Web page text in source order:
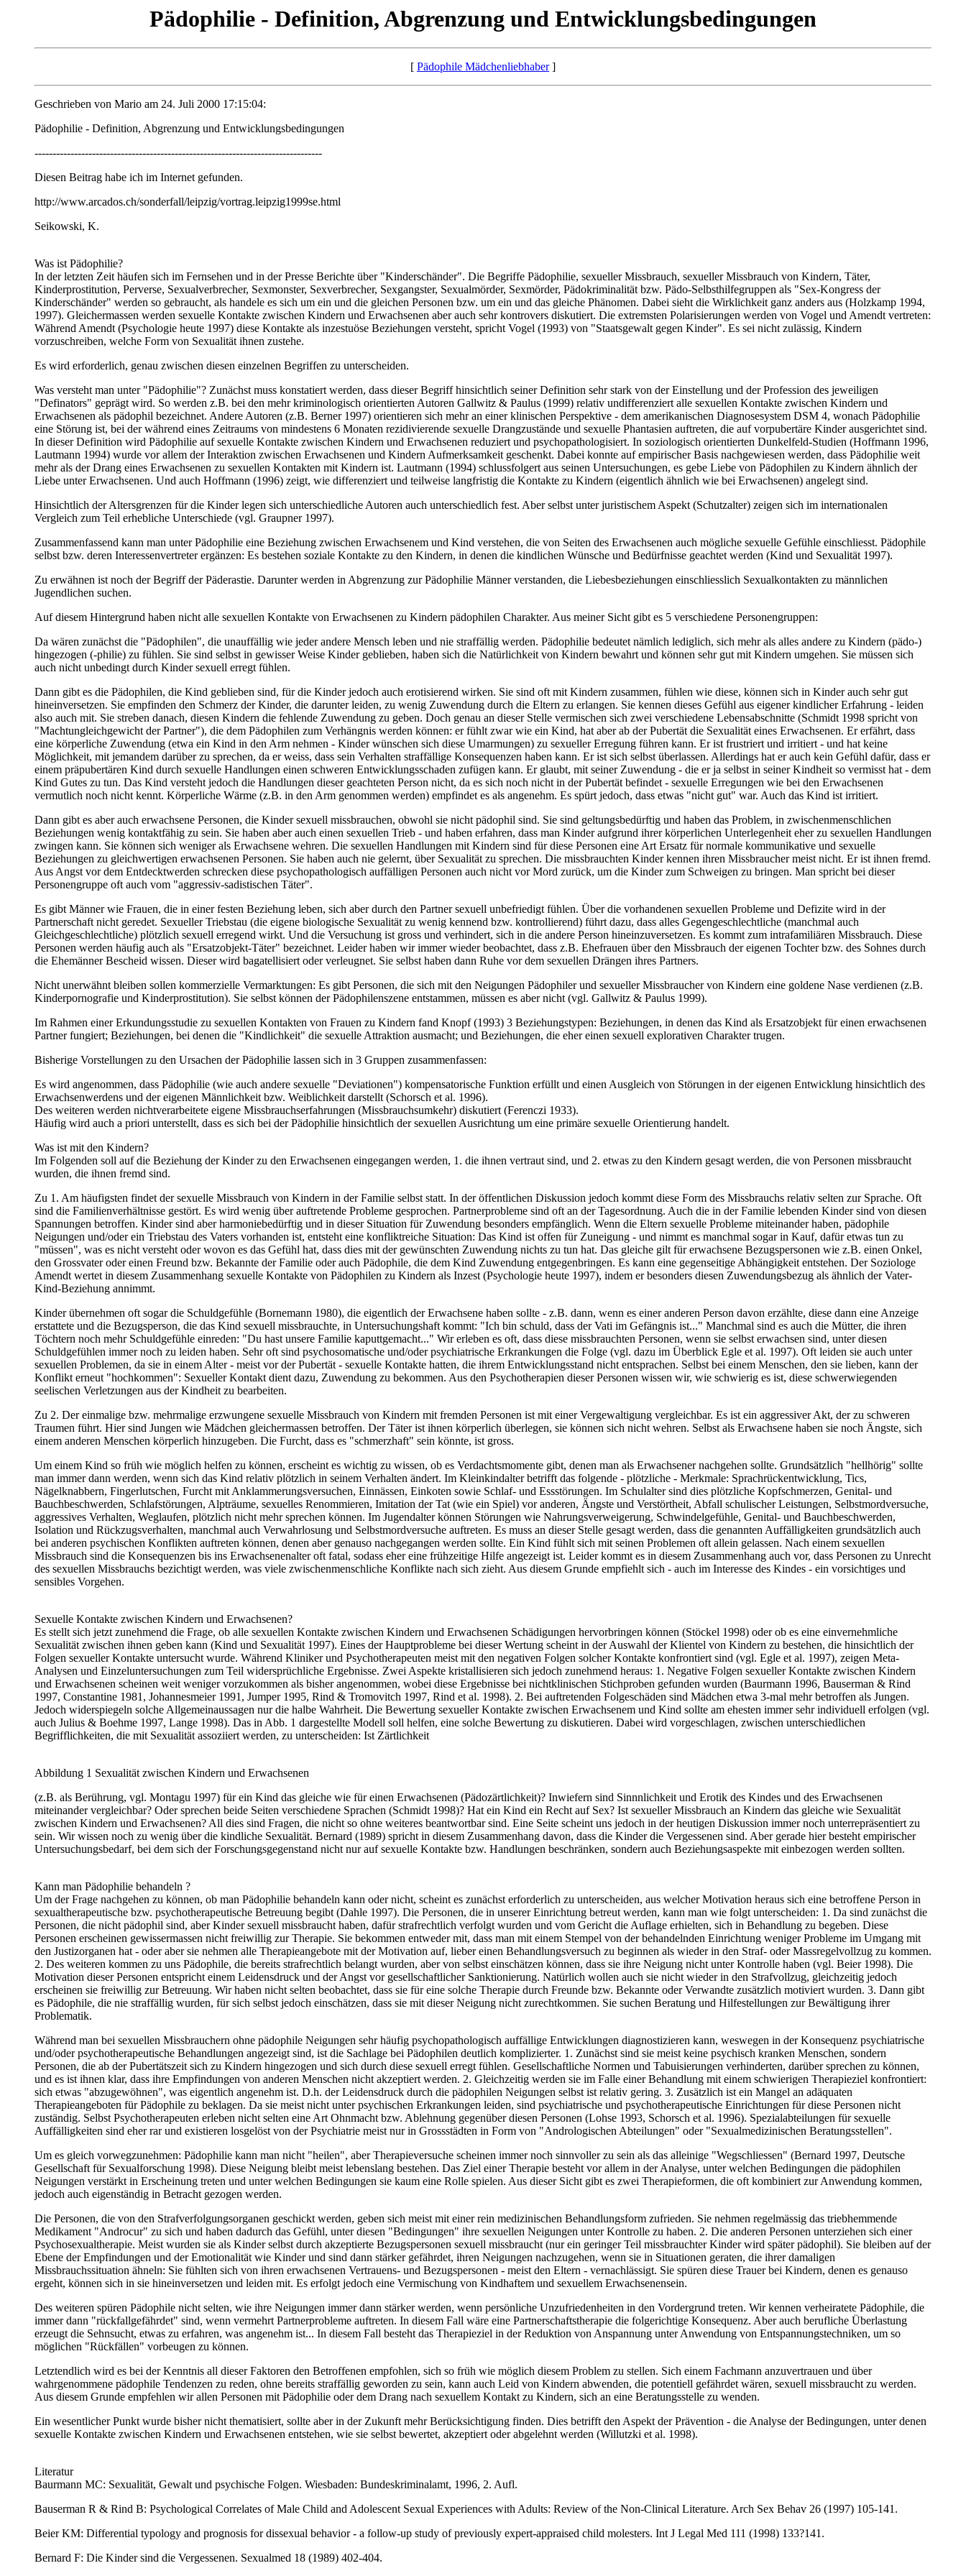
Pädophilie - Definition, Abgrenzung und Entwicklungsbedingungen
[ Pädophile Mädchenliebhaber]
Geschrieben von Mario am 24. Juli 2000 17:15:04:
Pädophilie - Definition, Abgrenzung und Entwicklungsbedingungen
--------------------------------------------------------------------------------
Diesen Beitrag habe ich im Internet gefunden.
http://www.arcados.ch/sonderfall/leipzig/vortrag.leipzig1999se.html
Seikowski, K.
Was ist Pädophilie?
In der letzten Zeit häufen sich im Fernsehen und in der Presse Berichte über "Kinderschänder". Die Begriffe Pädophilie, sexueller Missbrauch, sexueller Missbrauch von Kindern, Täter,
Kinderprostitution, Perverse, Sexualverbrecher, Sexmonster, Sexverbrecher, Sexgangster, Sexualmörder, Sexmörder, Pädokriminalität bzw. Pädo-Selbsthilfegruppen als "Sex-Kongress der
Kinderschänder" werden so gebraucht, als handele es sich um ein und die gleichen Personen bzw. um ein und das gleiche Phänomen. Dabei sieht die Wirklichkeit ganz anders aus (Holzkamp 1994,
1997). Gleichermassen werden sexuelle Kontakte zwischen Kindern und Erwachsenen aber auch sehr kontrovers diskutiert. Die extremsten Polarisierungen werden von Vogel und Amendt vertreten:
Während Amendt (Psychologie heute 1997) diese Kontakte als inzestuöse Beziehungen versteht, spricht Vogel (1993) von "Staatsgewalt gegen Kinder". Es sei nicht zulässig, Kindern
vorzuschreiben, welche Form von Sexualität ihnen zustehe.
Es wird erforderlich, genau zwischen diesen einzelnen Begriffen zu unterscheiden.
Was versteht man unter "Pädophilie"? Zunächst muss konstatiert werden, dass dieser Begriff hinsichtlich seiner Definition sehr stark von der Einstellung und der Profession des jeweiligen
"Definators" geprägt wird. So werden z.B. bei den mehr kriminologisch orientierten Autoren Gallwitz & Paulus (1999) relativ undifferenziert alle sexuellen Kontakte zwischen Kindern und
Erwachsenen als pädophil bezeichnet. Andere Autoren (z.B. Berner 1997) orientieren sich mehr an einer klinischen Perspektive - dem amerikanischen Diagnosesystem DSM 4, wonach Pädophilie
eine Störung ist, bei der während eines Zeitraums von mindestens 6 Monaten rezidivierende sexuelle Drangzustände und sexuelle Phantasien auftreten, die auf vorpubertäre Kinder ausgerichtet sind.
In dieser Definition wird Pädophilie auf sexuelle Kontakte zwischen Kindern und Erwachsenen reduziert und psychopathologisiert. In soziologisch orientierten Dunkelfeld-Studien (Hoffmann 1996,
Lautmann 1994) wurde vor allem der Interaktion zwischen Erwachsenen und Kindern Aufmerksamkeit geschenkt. Dabei konnte auf empirischer Basis nachgewiesen werden, dass Pädophilie weit
mehr als der Drang eines Erwachsenen zu sexuellen Kontakten mit Kindern ist. Lautmann (1994) schlussfolgert aus seinen Untersuchungen, es gebe Liebe von Pädophilen zu Kindern ähnlich der
Liebe unter Erwachsenen. Und auch Hoffmann (1996) zeigt, wie differenziert und teilweise langfristig die Kontakte zu Kindern (eigentlich ähnlich wie bei Erwachsenen) angelegt sind.
Hinsichtlich der Altersgrenzen für die Kinder legen sich unterschiedliche Autoren auch unterschiedlich fest. Aber selbst unter juristischem Aspekt (Schutzalter) zeigen sich im internationalen
Vergleich zum Teil erhebliche Unterschiede (vgl. Graupner 1997).
Zusammenfassend kann man unter Pädophilie eine Beziehung zwischen Erwachsenem und Kind verstehen, die von Seiten des Erwachsenen auch mögliche sexuelle Gefühle einschliesst. Pädophile
selbst bzw. deren Interessenvertreter ergänzen: Es bestehen soziale Kontakte zu den Kindern, in denen die kindlichen Wünsche und Bedürfnisse geachtet werden (Kind und Sexualität 1997).
Zu erwähnen ist noch der Begriff der Päderastie. Darunter werden in Abgrenzung zur Pädophilie Männer verstanden, die Liebesbeziehungen einschliesslich Sexualkontakten zu männlichen
Jugendlichen suchen.
Auf diesem Hintergrund haben nicht alle sexuellen Kontakte von Erwachsenen zu Kindern pädophilen Charakter. Aus meiner Sicht gibt es 5 verschiedene Personengruppen:
Da wären zunächst die "Pädophilen", die unauffällig wie jeder andere Mensch leben und nie straffällig werden. Pädophilie bedeutet nämlich lediglich, sich mehr als alles andere zu Kindern (pädo-)
hingezogen (-philie) zu fühlen. Sie sind selbst in gewisser Weise Kinder geblieben, haben sich die Natürlichkeit von Kindern bewahrt und können sehr gut mit Kindern umgehen. Sie müssen sich
auch nicht unbedingt durch Kinder sexuell erregt fühlen.
Dann gibt es die Pädophilen, die Kind geblieben sind, für die Kinder jedoch auch erotisierend wirken. Sie sind oft mit Kindern zusammen, fühlen wie diese, können sich in Kinder auch sehr gut
hineinversetzen. Sie empfinden den Schmerz der Kinder, die darunter leiden, zu wenig Zuwendung durch die Eltern zu erlangen. Sie kennen dieses Gefühl aus eigener kindlicher Erfahrung - leiden
also auch mit. Sie streben danach, diesen Kindern die fehlende Zuwendung zu geben. Doch genau an dieser Stelle vermischen sich zwei verschiedene Lebensabschnitte (Schmidt 1998 spricht von
"Machtungleichgewicht der Partner"), die dem Pädophilen zum Verhängnis werden können: er fühlt zwar wie ein Kind, hat aber ab der Pubertät die Sexualität eines Erwachsenen. Er erfährt, dass
eine körperliche Zuwendung (etwa ein Kind in den Arm nehmen - Kinder wünschen sich diese Umarmungen) zu sexueller Erregung führen kann. Er ist frustriert und irritiert - und hat keine
Möglichkeit, mit jemandem darüber zu sprechen, da er weiss, dass sein Verhalten straffällige Konsequenzen haben kann. Er ist sich selbst überlassen. Allerdings hat er auch kein Gefühl dafür, dass er
einem präpubertären Kind durch sexuelle Handlungen einen schweren Entwicklungsschaden zufügen kann. Er glaubt, mit seiner Zuwendung - die er ja selbst in seiner Kindheit so vermisst hat - dem
Kind Gutes zu tun. Das Kind versteht jedoch die Handlungen dieser geachteten Person nicht, da es sich noch nicht in der Pubertät befindet - sexuelle Erregungen wie bei den Erwachsenen
vermutlich noch nicht kennt. Körperliche Wärme (z.B. in den Arm genommen werden) empfindet es als angenehm. Es spürt jedoch, dass etwas "nicht gut" war. Auch das Kind ist irritiert.
Dann gibt es aber auch erwachsene Personen, die Kinder sexuell missbrauchen, obwohl sie nicht pädophil sind. Sie sind geltungsbedürftig und haben das Problem, in zwischenmenschlichen
Beziehungen wenig kontaktfähig zu sein. Sie haben aber auch einen sexuellen Trieb - und haben erfahren, dass man Kinder aufgrund ihrer körperlichen Unterlegenheit eher zu sexuellen Handlungen
zwingen kann. Sie können sich weniger als Erwachsene wehren. Die sexuellen Handlungen mit Kindern sind für diese Personen eine Art Ersatz für normale kommunikative und sexuelle
Beziehungen zu gleichwertigen erwachsenen Personen. Sie haben auch nie gelernt, über Sexualität zu sprechen. Die missbrauchten Kinder kennen ihren Missbraucher meist nicht. Er ist ihnen fremd.
Aus Angst vor dem Entdecktwerden schrecken diese psychopathologisch auffälligen Personen auch nicht vor Mord zurück, um die Kinder zum Schweigen zu bringen. Man spricht bei dieser
Personengruppe oft auch vom "aggressiv-sadistischen Täter".
Es gibt Männer wie Frauen, die in einer festen Beziehung leben, sich aber durch den Partner sexuell unbefriedigt fühlen. Über die vorhandenen sexuellen Probleme und Defizite wird in der
Partnerschaft nicht geredet. Sexueller Triebstau (die eigene biologische Sexualität zu wenig kennend bzw. kontrollierend) führt dazu, dass alles Gegengeschlechtliche (manchmal auch
Gleichgeschlechtliche) plötzlich sexuell erregend wirkt. Und die Versuchung ist gross und verhindert, sich in die andere Person hineinzuversetzen. Es kommt zum intrafamiliären Missbrauch. Diese
Personen werden häufig auch als "Ersatzobjekt-Täter" bezeichnet. Leider haben wir immer wieder beobachtet, dass z.B. Ehefrauen über den Missbrauch der eigenen Tochter bzw. des Sohnes durch
die Ehemänner Bescheid wissen. Dieser wird bagatellisiert oder verleugnet. Sie selbst haben dann Ruhe vor dem sexuellen Drängen ihres Partners.
Nicht unerwähnt bleiben sollen kommerzielle Vermarktungen: Es gibt Personen, die sich mit den Neigungen Pädophiler und sexueller Missbraucher von Kindern eine goldene Nase verdienen (z.B.
Kinderpornografie und Kinderprostitution). Sie selbst können der Pädophilenszene entstammen, müssen es aber nicht (vgl. Gallwitz & Paulus 1999).
Im Rahmen einer Erkundungsstudie zu sexuellen Kontakten von Frauen zu Kindern fand Knopf (1993) 3 Beziehungstypen: Beziehungen, in denen das Kind als Ersatzobjekt für einen erwachsenen
Partner fungiert; Beziehungen, bei denen die "Kindlichkeit" die sexuelle Attraktion ausmacht; und Beziehungen, die eher einen sexuell explorativen Charakter trugen.
Bisherige Vorstellungen zu den Ursachen der Pädophilie lassen sich in 3 Gruppen zusammenfassen:
Es wird angenommen, dass Pädophilie (wie auch andere sexuelle "Deviationen") kompensatorische Funktion erfüllt und einen Ausgleich von Störungen in der eigenen Entwicklung hinsichtlich des
Erwachsenwerdens und der eigenen Männlichkeit bzw. Weiblichkeit darstellt (Schorsch et al. 1996).
Des weiteren werden nichtverarbeitete eigene Missbrauchserfahrungen (Missbrauchsumkehr) diskutiert (Ferenczi 1933).
Häufig wird auch a priori unterstellt, dass es sich bei der Pädophilie hinsichtlich der sexuellen Ausrichtung um eine primäre sexuelle Orientierung handelt.
Was ist mit den Kindern?
Im Folgenden soll auf die Beziehung der Kinder zu den Erwachsenen eingegangen werden, 1. die ihnen vertraut sind, und 2. etwas zu den Kindern gesagt werden, die von Personen missbraucht
wurden, die ihnen fremd sind.
Zu 1. Am häufigsten findet der sexuelle Missbrauch von Kindern in der Familie selbst statt. In der öffentlichen Diskussion jedoch kommt diese Form des Missbrauchs relativ selten zur Sprache. Oft
sind die Familienverhältnisse gestört. Es wird wenig über auftretende Probleme gesprochen. Partnerprobleme sind oft an der Tagesordnung. Auch die in der Familie lebenden Kinder sind von diesen
Spannungen betroffen. Kinder sind aber harmoniebedürftig und in dieser Situation für Zuwendung besonders empfänglich. Wenn die Eltern sexuelle Probleme miteinander haben, pädophile
Neigungen und/oder ein Triebstau des Vaters vorhanden ist, entsteht eine konfliktreiche Situation: Das Kind ist offen für Zuneigung - und nimmt es manchmal sogar in Kauf, dafür etwas tun zu
"müssen", was es nicht versteht oder wovon es das Gefühl hat, dass dies mit der gewünschten Zuwendung nichts zu tun hat. Das gleiche gilt für erwachsene Bezugspersonen wie z.B. einen Onkel,
den Grossvater oder einen Freund bzw. Bekannte der Familie oder auch Pädophile, die dem Kind Zuwendung entgegenbringen. Es kann eine gegenseitige Abhängigkeit entstehen. Der Soziologe
Amendt wertet in diesem Zusammenhang sexuelle Kontakte von Pädophilen zu Kindern als Inzest (Psychologie heute 1997), indem er besonders diesen Zuwendungsbezug als ähnlich der Vater-
Kind-Beziehung annimmt.
Kinder übernehmen oft sogar die Schuldgefühle (Bornemann 1980), die eigentlich der Erwachsene haben sollte - z.B. dann, wenn es einer anderen Person davon erzählte, diese dann eine Anzeige
erstattete und die Bezugsperson, die das Kind sexuell missbrauchte, in Untersuchungshaft kommt: "Ich bin schuld, dass der Vati im Gefängnis ist..." Manchmal sind es auch die Mütter, die ihren
Töchtern noch mehr Schuldgefühle einreden: "Du hast unsere Familie kaputtgemacht..." Wir erleben es oft, dass diese missbrauchten Personen, wenn sie selbst erwachsen sind, unter diesen
Schuldgefühlen immer noch zu leiden haben. Sehr oft sind psychosomatische und/oder psychiatrische Erkrankungen die Folge (vgl. dazu im Überblick Egle et al. 1997). Oft leiden sie auch unter
sexuellen Problemen, da sie in einem Alter - meist vor der Pubertät - sexuelle Kontakte hatten, die ihrem Entwicklungsstand nicht entsprachen. Selbst bei einem Menschen, den sie lieben, kann der
Konflikt erneut "hochkommen": Sexueller Kontakt dient dazu, Zuwendung zu bekommen. Aus den Psychotherapien dieser Personen wissen wir, wie schwierig es ist, diese schwerwiegenden
seelischen Verletzungen aus der Kindheit zu bearbeiten.
Zu 2. Der einmalige bzw. mehrmalige erzwungene sexuelle Missbrauch von Kindern mit fremden Personen ist mit einer Vergewaltigung vergleichbar. Es ist ein aggressiver Akt, der zu schweren
Traumen führt. Hier sind Jungen wie Mädchen gleichermassen betroffen. Der Täter ist ihnen körperlich überlegen, sie können sich nicht wehren. Selbst als Erwachsene haben sie noch Ängste, sich
einem anderen Menschen körperlich hinzugeben. Die Furcht, dass es "schmerzhaft" sein könnte, ist gross.
Um einem Kind so früh wie möglich helfen zu können, erscheint es wichtig zu wissen, ob es Verdachtsmomente gibt, denen man als Erwachsener nachgehen sollte. Grundsätzlich "hellhörig" sollte
man immer dann werden, wenn sich das Kind relativ plötzlich in seinem Verhalten ändert. Im Kleinkindalter betrifft das folgende - plötzliche - Merkmale: Sprachrückentwicklung, Tics,
Nägelknabbern, Fingerlutschen, Furcht mit Anklammerungsversuchen, Einnässen, Einkoten sowie Schlaf- und Essstörungen. Im Schulalter sind dies plötzliche Kopfschmerzen, Genital- und
Bauchbeschwerden, Schlafstörungen, Alpträume, sexuelles Renommieren, Imitation der Tat (wie ein Spiel) vor anderen, Ängste und Verstörtheit, Abfall schulischer Leistungen, Selbstmordversuche,
aggressives Verhalten, Weglaufen, plötzlich nicht mehr sprechen können. Im Jugendalter können Störungen wie Nahrungsverweigerung, Schwindelgefühle, Genital- und Bauchbeschwerden,
Isolation und Rückzugsverhalten, manchmal auch Verwahrlosung und Selbstmordversuche auftreten. Es muss an dieser Stelle gesagt werden, dass die genannten Auffälligkeiten grundsätzlich auch
bei anderen psychischen Konflikten auftreten können, denen aber genauso nachgegangen werden sollte. Ein Kind fühlt sich mit seinen Problemen oft allein gelassen. Nach einem sexuellen
Missbrauch sind die Konsequenzen bis ins Erwachsenenalter oft fatal, sodass eher eine frühzeitige Hilfe angezeigt ist. Leider kommt es in diesem Zusammenhang auch vor, dass Personen zu Unrecht
des sexuellen Missbrauchs bezichtigt werden, was viele zwischenmenschliche Konflikte nach sich zieht. Aus diesem Grunde empfiehlt sich - auch im Interesse des Kindes - ein vorsichtiges und
sensibles Vorgehen.
Sexuelle Kontakte zwischen Kindern und Erwachsenen?
Es stellt sich jetzt zunehmend die Frage, ob alle sexuellen Kontakte zwischen Kindern und Erwachsenen Schädigungen hervorbringen können (Stöckel 1998) oder ob es eine einvernehmliche
Sexualität zwischen ihnen geben kann (Kind und Sexualität 1997). Eines der Hauptprobleme bei dieser Wertung scheint in der Auswahl der Klientel von Kindern zu bestehen, die hinsichtlich der
Folgen sexueller Kontakte untersucht wurde. Während Kliniker und Psychotherapeuten meist mit den negativen Folgen solcher Kontakte konfrontiert sind (vgl. Egle et al. 1997), zeigen Meta-
Analysen und Einzeluntersuchungen zum Teil widersprüchliche Ergebnisse. Zwei Aspekte kristallisieren sich jedoch zunehmend heraus: 1. Negative Folgen sexueller Kontakte zwischen Kindern
und Erwachsenen scheinen weit weniger vorzukommen als bisher angenommen, wobei diese Ergebnisse bei nichtklinischen Stichproben gefunden wurden (Baurmann 1996, Bauserman & Rind
1997, Constantine 1981, Johannesmeier 1991, Jumper 1995, Rind & Tromovitch 1997, Rind et al. 1998). 2. Bei auftretenden Folgeschäden sind Mädchen etwa 3-mal mehr betroffen als Jungen.
Jedoch widerspiegeln solche Allgemeinaussagen nur die halbe Wahrheit. Die Bewertung sexueller Kontakte zwischen Erwachsenem und Kind sollte am ehesten immer sehr individuell erfolgen (vgl.
auch Julius & Boehme 1997, Lange 1998). Das in Abb. 1 dargestellte Modell soll helfen, eine solche Bewertung zu diskutieren. Dabei wird vorgeschlagen, zwischen unterschiedlichen
Begrifflichkeiten, die mit Sexualität assoziiert werden, zu unterscheiden: Ist Zärtlichkeit
Abbildung 1 Sexualität zwischen Kindern und Erwachsenen
(z.B. als Berührung, vgl. Montagu 1997) für ein Kind das gleiche wie für einen Erwachsenen (Pädozärtlichkeit)? Inwiefern sind Sinnnlichkeit und Erotik des Kindes und des Erwachsenen
miteinander vergleichbar? Oder sprechen beide Seiten verschiedene Sprachen (Schmidt 1998)? Hat ein Kind ein Recht auf Sex? Ist sexueller Missbrauch an Kindern das gleiche wie Sexualität
zwischen Kindern und Erwachsenen? All dies sind Fragen, die nicht so ohne weiteres beantwortbar sind. Eine Seite scheint uns jedoch in der heutigen Diskussion immer noch unterrepräsentiert zu
sein. Wir wissen noch zu wenig über die kindliche Sexualität. Bernard (1989) spricht in diesem Zusammenhang davon, dass die Kinder die Vergessenen sind. Aber gerade hier besteht empirischer
Untersuchungsbedarf, bei dem sich der Forschungsgegenstand nicht nur auf sexuelle Kontakte bzw. Handlungen beschränken, sondern auch Beziehungsaspekte mit einbezogen werden sollten.
Kann man Pädophilie behandeln ?
Um der Frage nachgehen zu können, ob man Pädophilie behandeln kann oder nicht, scheint es zunächst erforderlich zu unterscheiden, aus welcher Motivation heraus sich eine betroffene Person in
sexualtherapeutische bzw. psychotherapeutische Betreuung begibt (Dahle 1997). Die Personen, die in unserer Einrichtung betreut werden, kann man wie folgt unterscheiden: 1. Da sind zunächst die
Personen, die nicht pädophil sind, aber Kinder sexuell missbraucht haben, dafür strafrechtlich verfolgt wurden und vom Gericht die Auflage erhielten, sich in Behandlung zu begeben. Diese
Personen erscheinen gewissermassen nicht freiwillig zur Therapie. Sie bekommen entweder mit, dass man mit einem Stempel von der behandelnden Einrichtung weniger Probleme im Umgang mit
den Justizorganen hat - oder aber sie nehmen alle Therapieangebote mit der Motivation auf, lieber einen Behandlungsversuch zu beginnen als wieder in den Straf- oder Massregelvollzug zu kommen.
2. Des weiteren kommen zu uns Pädophile, die bereits strafrechtlich belangt wurden, aber von selbst einschätzen können, dass sie ihre Neigung nicht unter Kontrolle haben (vgl. Beier 1998). Die
Motivation dieser Personen entspricht einem Leidensdruck und der Angst vor gesellschaftlicher Sanktionierung. Natürlich wollen auch sie nicht wieder in den Strafvollzug, gleichzeitig jedoch
erscheinen sie freiwillig zur Betreuung. Wir haben nicht selten beobachtet, dass sie für eine solche Therapie durch Freunde bzw. Bekannte oder Verwandte zusätzlich motiviert wurden. 3. Dann gibt
es Pädophile, die nie straffällig wurden, für sich selbst jedoch einschätzen, dass sie mit dieser Neigung nicht zurechtkommen. Sie suchen Beratung und Hilfestellungen zur Bewältigung ihrer
Problematik.
Während man bei sexuellen Missbrauchern ohne pädophile Neigungen sehr häufig psychopathologisch auffällige Entwicklungen diagnostizieren kann, weswegen in der Konsequenz psychiatrische
und/oder psychotherapeutische Behandlungen angezeigt sind, ist die Sachlage bei Pädophilen deutlich komplizierter. 1. Zunächst sind sie meist keine psychisch kranken Menschen, sondern
Personen, die ab der Pubertätszeit sich zu Kindern hingezogen und sich durch diese sexuell erregt fühlen. Gesellschaftliche Normen und Tabuisierungen verhinderten, darüber sprechen zu können,
und es ist ihnen klar, dass ihre Empfindungen von anderen Menschen nicht akzeptiert werden. 2. Gleichzeitig werden sie im Falle einer Behandlung mit einem schwierigen Therapieziel konfrontiert:
sich etwas "abzugewöhnen", was eigentlich angenehm ist. D.h. der Leidensdruck durch die pädophilen Neigungen selbst ist relativ gering. 3. Zusätzlich ist ein Mangel an adäquaten
Therapieangeboten für Pädophile zu beklagen. Da sie meist nicht unter psychischen Erkrankungen leiden, sind psychiatrische und psychotherapeutische Einrichtungen für diese Personen nicht
zuständig. Selbst Psychotherapeuten erleben nicht selten eine Art Ohnmacht bzw. Ablehnung gegenüber diesen Personen (Lohse 1993, Schorsch et al. 1996). Spezialabteilungen für sexuelle
Auffälligkeiten sind eher rar und existieren losgelöst von der Psychiatrie meist nur in Grossstädten in Form von "Andrologischen Abteilungen" oder "Sexualmedizinischen Beratungsstellen".
Um es gleich vorwegzunehmen: Pädophilie kann man nicht "heilen", aber Therapieversuche scheinen immer noch sinnvoller zu sein als das alleinige "Wegschliessen" (Bernard 1997, Deutsche
Gesellschaft für Sexualforschung 1998). Diese Neigung bleibt meist lebenslang bestehen. Das Ziel einer Therapie besteht vor allem in der Analyse, unter welchen Bedingungen die pädophilen
Neigungen verstärkt in Erscheinung treten und unter welchen Bedingungen sie kaum eine Rolle spielen. Aus dieser Sicht gibt es zwei Therapieformen, die oft kombiniert zur Anwendung kommen,
jedoch auch eigenständig in Betracht gezogen werden.
Die Personen, die von den Strafverfolgungsorganen geschickt werden, geben sich meist mit einer rein medizinischen Behandlungsform zufrieden. Sie nehmen regelmässig das triebhemmende
Medikament "Androcur" zu sich und haben dadurch das Gefühl, unter diesen "Bedingungen" ihre sexuellen Neigungen unter Kontrolle zu haben. 2. Die anderen Personen unterziehen sich einer
Psychosexualtherapie. Meist wurden sie als Kinder selbst durch akzeptierte Bezugspersonen sexuell missbraucht (nur ein geringer Teil missbrauchter Kinder wird später pädophil). Sie bleiben auf der
Ebene der Empfindungen und der Emotionalität wie Kinder und sind dann stärker gefährdet, ihren Neigungen nachzugehen, wenn sie in Situationen geraten, die ihrer damaligen
Missbrauchssituation ähneln: Sie fühlten sich von ihren erwachsenen Vertrauens- und Bezugspersonen - meist den Eltern - vernachlässigt. Sie spüren diese Trauer bei Kindern, denen es genauso
ergeht, können sich in sie hineinversetzen und leiden mit. Es erfolgt jedoch eine Vermischung von Kindhaftem und sexuellem Erwachsenensein.
Des weiteren spüren Pädophile nicht selten, wie ihre Neigungen immer dann stärker werden, wenn persönliche Unzufriedenheiten in den Vordergrund treten. Wir kennen verheiratete Pädophile, die
immer dann "rückfallgefährdet" sind, wenn vermehrt Partnerprobleme auftreten. In diesem Fall wäre eine Partnerschaftstherapie die folgerichtige Konsequenz. Aber auch berufliche Überlastung
erzeugt die Sehnsucht, etwas zu erfahren, was angenehm ist... In diesem Fall besteht das Therapieziel in der Reduktion von Anspannung unter Anwendung von Entspannungstechniken, um so
möglichen "Rückfällen" vorbeugen zu können.
Letztendlich wird es bei der Kenntnis all dieser Faktoren den Betroffenen empfohlen, sich so früh wie möglich diesem Problem zu stellen. Sich einem Fachmann anzuvertrauen und über
wahrgenommene pädophile Tendenzen zu reden, ohne bereits straffällig geworden zu sein, kann auch Leid von Kindern abwenden, die potentiell gefährdet wären, sexuell missbraucht zu werden.
Aus diesem Grunde empfehlen wir allen Personen mit Pädophilie oder dem Drang nach sexuellem Kontakt zu Kindern, sich an eine Beratungsstelle zu wenden.
Ein wesentlicher Punkt wurde bisher nicht thematisiert, sollte aber in der Zukunft mehr Berücksichtigung finden. Dies betrifft den Aspekt der Prävention - die Analyse der Bedingungen, unter denen
sexuelle Kontakte zwischen Kindern und Erwachsenen entstehen, wie sie selbst bewertet, akzeptiert oder abgelehnt werden (Willutzki et al. 1998).
Literatur
Baurmann MC: Sexualität, Gewalt und psychische Folgen. Wiesbaden: Bundeskriminalamt, 1996, 2. Aufl.
Bauserman R & Rind B: Psychological Correlates of Male Child and Adolescent Sexual Experiences with Adults: Review of the Non-Clinical Literature. Arch Sex Behav 26 (1997) 105-141.
Beier KM: Differential typology and prognosis for dissexual behavior - a follow-up study of previously expert-appraised child molesters. Int J Legal Med 111 (1998) 133?141.
Bernard F: Die Kinder sind die Vergessenen. Sexualmed 18 (1989) 402-404.